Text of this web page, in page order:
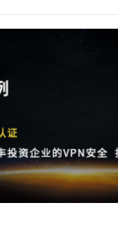
域作业的众多国内外石油
、气象等服务，铸就了
理团队，并与许多国际
。中海油信息科技有限公
的全部业务。